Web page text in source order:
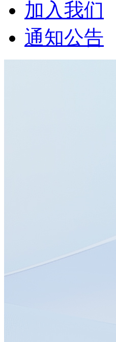
加入我们
通知公告